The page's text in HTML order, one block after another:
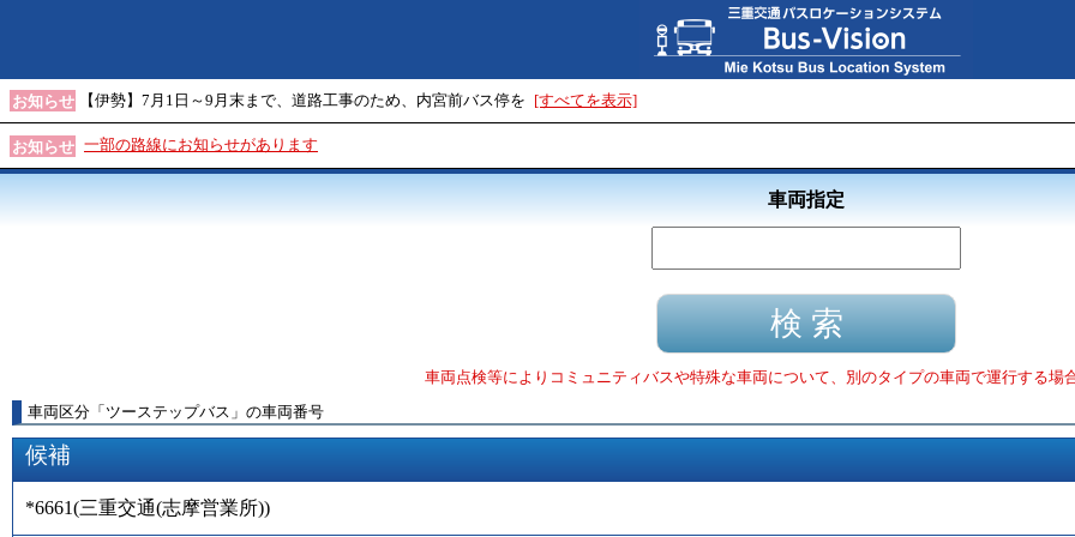
お知らせ 【伊勢】7月1日～9月末まで、道路工事のため、内宮前バス停を [すべてを表示]
お知らせ 一部の路線にお知らせがあります
車両指定
車両点検等によりコミュニティバスや特殊な車両について、別のタイプの車両で運行する場
車両区分 「 ツーステップバス 」 の車両番号
候補
*6661(三重交通(志摩営業所))